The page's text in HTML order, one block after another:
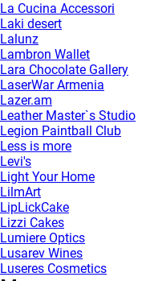
La Cucina Accessori
Laki desert
Lalunz
Lambron Wallet
Lara Chocolate Gallery
LaserWar Armenia
Lazer.am
Leather Master`s Studio
Legion Paintball Club
Less is more
Levi's
Light Your Home
LilmArt
LipLickCake
Lizzi Cakes
Lumiere Optics
Lusarev Wines
Luseres Cosmetics